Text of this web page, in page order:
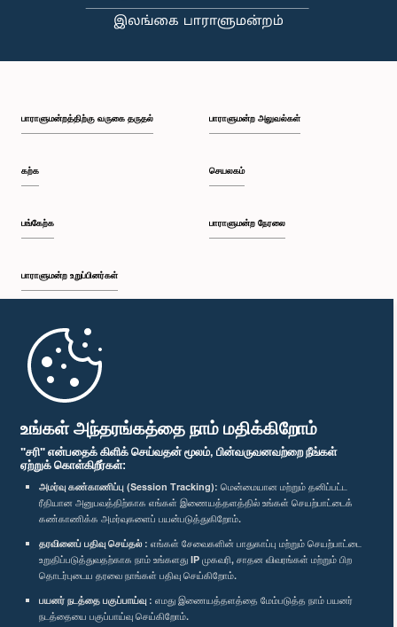
உங்கள் அந்தரங்கத்தை நாம் மதிக்கிறோம்
"சரி" என்பதைக் கிளிக் செய்வதன் மூலம், பின்வருவனவற்றை நீங்கள்
ஏற்றுக் கொள்கிறீர்கள்:
அமர்வு கண்காணிப்பு (Session Tracking): மென்மையான மற்றும் தனிப்பட்ட
ரீதியான அனுபவத்திற்காக எங்கள் இணையத்தளத்தில் உங்கள் செயற்பாட்டைக்
கண்காணிக்க அமர்வுகளைப் பயன்படுத்துகிறோம்.
தரவினைப் பதிவு செய்தல் : எங்கள் சேவைகளின் பாதுகாப்பு மற்றும் செயற்பாட்டை
உறுதிப்படுத்துவதற்காக நாம் உங்களது IP முகவரி, சாதன விவரங்கள் மற்றும் பிற
தொடர்புடைய தரவை நாங்கள் பதிவு செய்கிறோம்.
பயனர் நடத்தை பகுப்பாய்வு : எமது இணையத்தளத்தை மேம்படுத்த நாம் பயனர்
நடத்தையை பகுப்பாய்வு செய்கிறோம்.
பாராளுமன்றத்திற்கு வருகை தருதல்
கற்க
பங்கேற்க
பாராளுமன்ற உறுப்பினர்கள்
முதற்பக்கம்
பாராளுமன்ற அலுவல்கள்
செயலகம்
பாராளுமன்ற நேரலை
பாராளுமன்ற கையடக்க செயலி
எம்மை பின்தொடர்க :
விருதுகள்
தனியுரிமைக் கொள்கை